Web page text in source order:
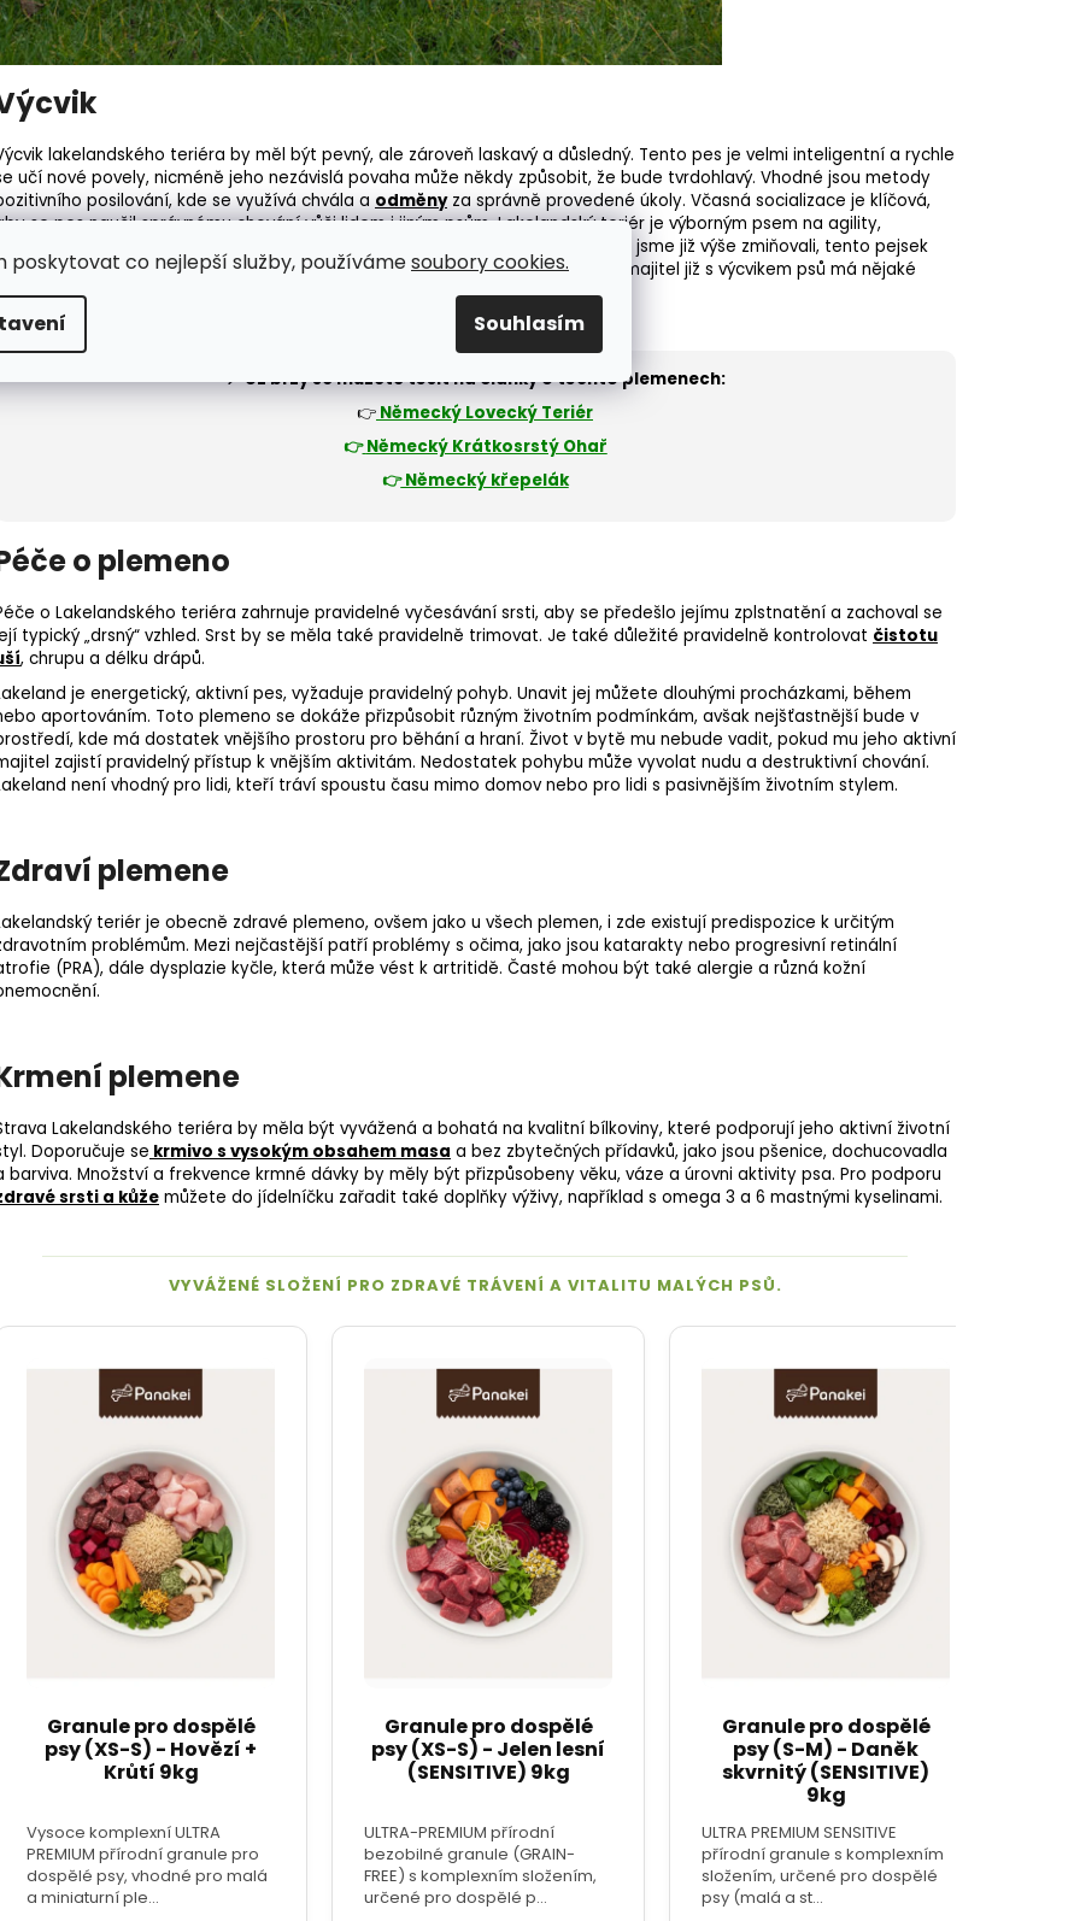
poskytovat co nejlepší služby, používámesoubory cookies.
Souhlasím
lakelandského teriéra by měl být pevný, ale zároveň laskavý a důsledný. Tento pes je velmi inteligentní a rychle
učí nové povely, nicméně jeho nezávislá povaha může někdy způsobit, že bude tvrdohlavý. Vhodné jsou metody
posilování, kde se využívá chvála a odměnyza správně provedené úkoly. Včasná socializace je klíčová,
se pes naučil správnému chování vůči lidem i jiným psům. Lakelandský teriér je výborným psem na agility,
, které mu poskytnou dostatek aktivity a vyžití. Jak jsme již výše zmiňovali, tento pejsek
důsledný přístup k výchově a výcviku, bude proto lepší, pokud jeho majitel již s výcvikem psů má nějaké
📌 Už brzy se můžete těšit na články o těchto plemenech:
👉 Německý Lovecký Teriér
👉 Německý Krátkosrstý Ohař
👉Německý křepelák
o plemeno
o Lakelandského teriéra zahrnuje pravidelné vyčesávání srsti, aby se předešlo jejímu zplstnatění a zachoval se
typický „drsný“ vzhled. Srst by se měla také pravidelně trimovat. Je také důležité pravidelně kontrolovat čistotu
, chrupu a délku drápů.
je energetický, aktivní pes, vyžaduje pravidelný pohyb. Unavit jej můžete dlouhými procházkami, během
aportováním. Toto plemeno se dokáže přizpůsobit různým životním podmínkám, avšak nejšťastnější bude v
kde má dostatek vnějšího prostoru pro běhání a hraní. Život v bytě mu nebude vadit, pokud mu jeho aktivní
zajistí pravidelný přístup k vnějším aktivitám. Nedostatek pohybu může vyvolat nudu a destruktivní chování.
není vhodný pro lidi, kteří tráví spoustu času mimo domov nebo pro lidi s pasivnějším životním stylem.
plemene
teriér je obecně zdravé plemeno, ovšem jako u všech plemen, i zde existují predispozice k určitým
problémům. Mezi nejčastější patří problémy s očima, jako jsou katarakty nebo progresivní retinální
(PRA), dále dysplazie kyčle, která může vést k artritidě. Časté mohou být také alergie a různá kožní
plemene
Lakelandského teriéra by měla být vyvážená a bohatá na kvalitní bílkoviny, které podporují jeho aktivní životní
Doporučuje se krmivo s vysokým obsahem masa a bez zbytečných přídavků, jako jsou pšenice, dochucovadla
barviva. Množství a frekvence krmné dávky by měly být přizpůsobeny věku, váze a úrovni aktivity psa. Pro podporu
srsti a kůže můžete do jídelníčku zařadit také doplňky výživy, například s omega 3 a 6 mastnými kyselinami.